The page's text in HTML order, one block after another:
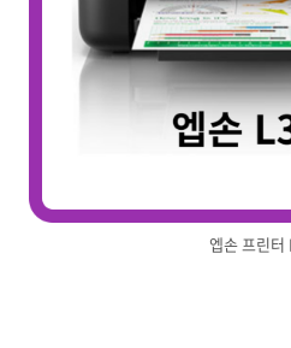
엡손 프린터